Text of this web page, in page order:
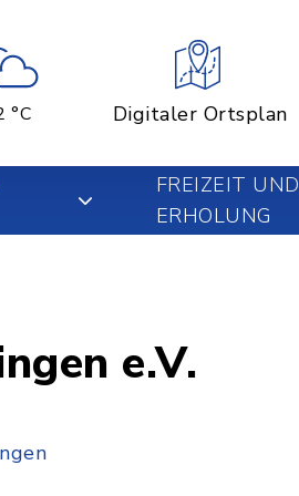
°C Digitaler Ortsplan
FREIZEIT UND
ERHOLUNG
e.V.